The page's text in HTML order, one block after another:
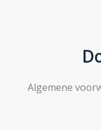
Algemene